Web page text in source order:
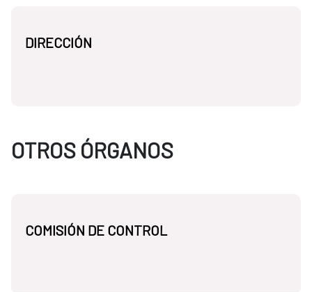
DIRECCIÓN
OTROS ÓRGANOS
COMISIÓN DE CONTROL